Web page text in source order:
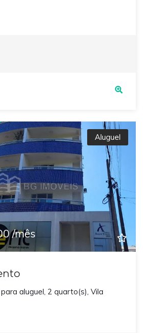
Aluguel
/mês
aluguel, 2 quarto(s), Vila